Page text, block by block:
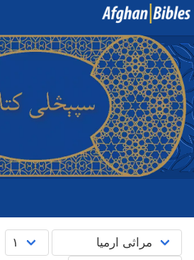
صفحه اصلی
کتاب مقدس دری
بیشتر: بلوچی · هزارگی
اپلیکیشن‌های موبایل
English